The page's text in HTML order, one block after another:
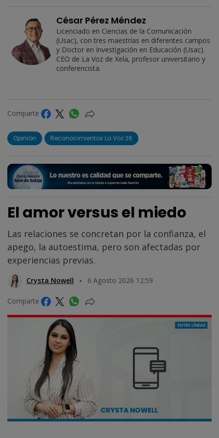
César Pérez Méndez
Licenciado en Ciencias de la Comunicación
(Usac), con tres maestrías en diferentes campos
y Doctor en Investigación en Educación (Usac).
CEO de La Voz de Xela, profesor universitario y
conferencista.
Comparte
Opinión Reconocimientos La Voz 26
El amor versus el miedo
Las relaciones se concretan por la confianza, el
apego, la autoestima, pero son afectadas por
experiencias previas.
Crysta Nowell 6 Agosto 2026 12:59
Comparte